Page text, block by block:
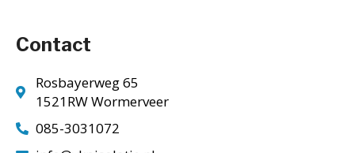
Contact
Rosbayerweg 65
1521RW Wormerveer
085-3031072